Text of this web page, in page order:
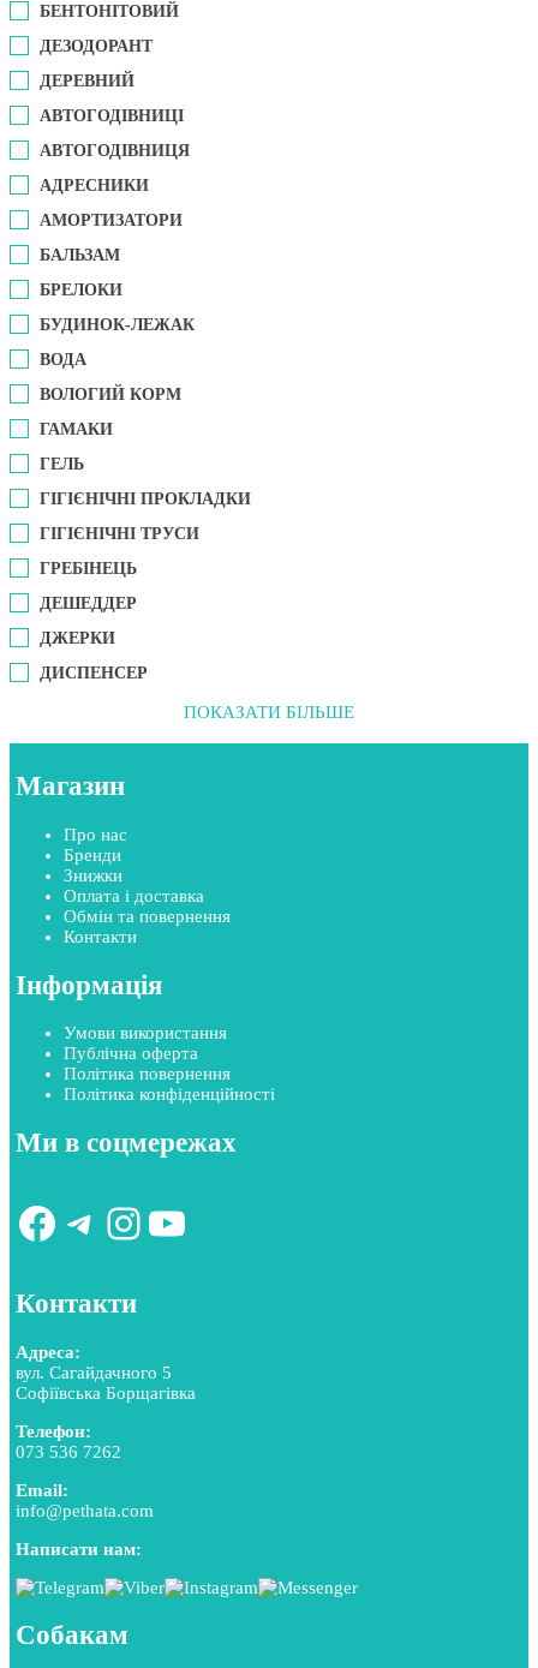
БЕНТОНІТОВИЙ
ДЕЗОДОРАНТ
ДЕРЕВНИЙ
АВТОГОДІВНИЦІ
АВТОГОДІВНИЦЯ
АДРЕСНИКИ
АМОРТИЗАТОРИ
БАЛЬЗАМ
БРЕЛОКИ
БУДИНОК-ЛЕЖАК
ВОДА
ВОЛОГИЙ КОРМ
ГАМАКИ
ГЕЛЬ
ГІГІЄНІЧНІ ПРОКЛАДКИ
ГІГІЄНІЧНІ ТРУСИ
ГРЕБІНЕЦЬ
ДЕШЕДДЕР
ДЖЕРКИ
ДИСПЕНСЕР
ПОКАЗАТИ БІЛЬШЕ
Магазин
Про нас
Бренди
Знижки
Оплата і доставка
Обмін та повернення
Контакти
Інформація
Умови використання
Публічна оферта
Політика повернення
Політика конфіденційності
Ми в соцмережах
Facebook
Telegram
Instagram
YouTube
Контакти
Адреса:
вул. Сагайдачного 5
Софіївська Борщагівка
Телефон:
073 536 7262
Email:
info@pethata.com
Написати нам:
Собакам